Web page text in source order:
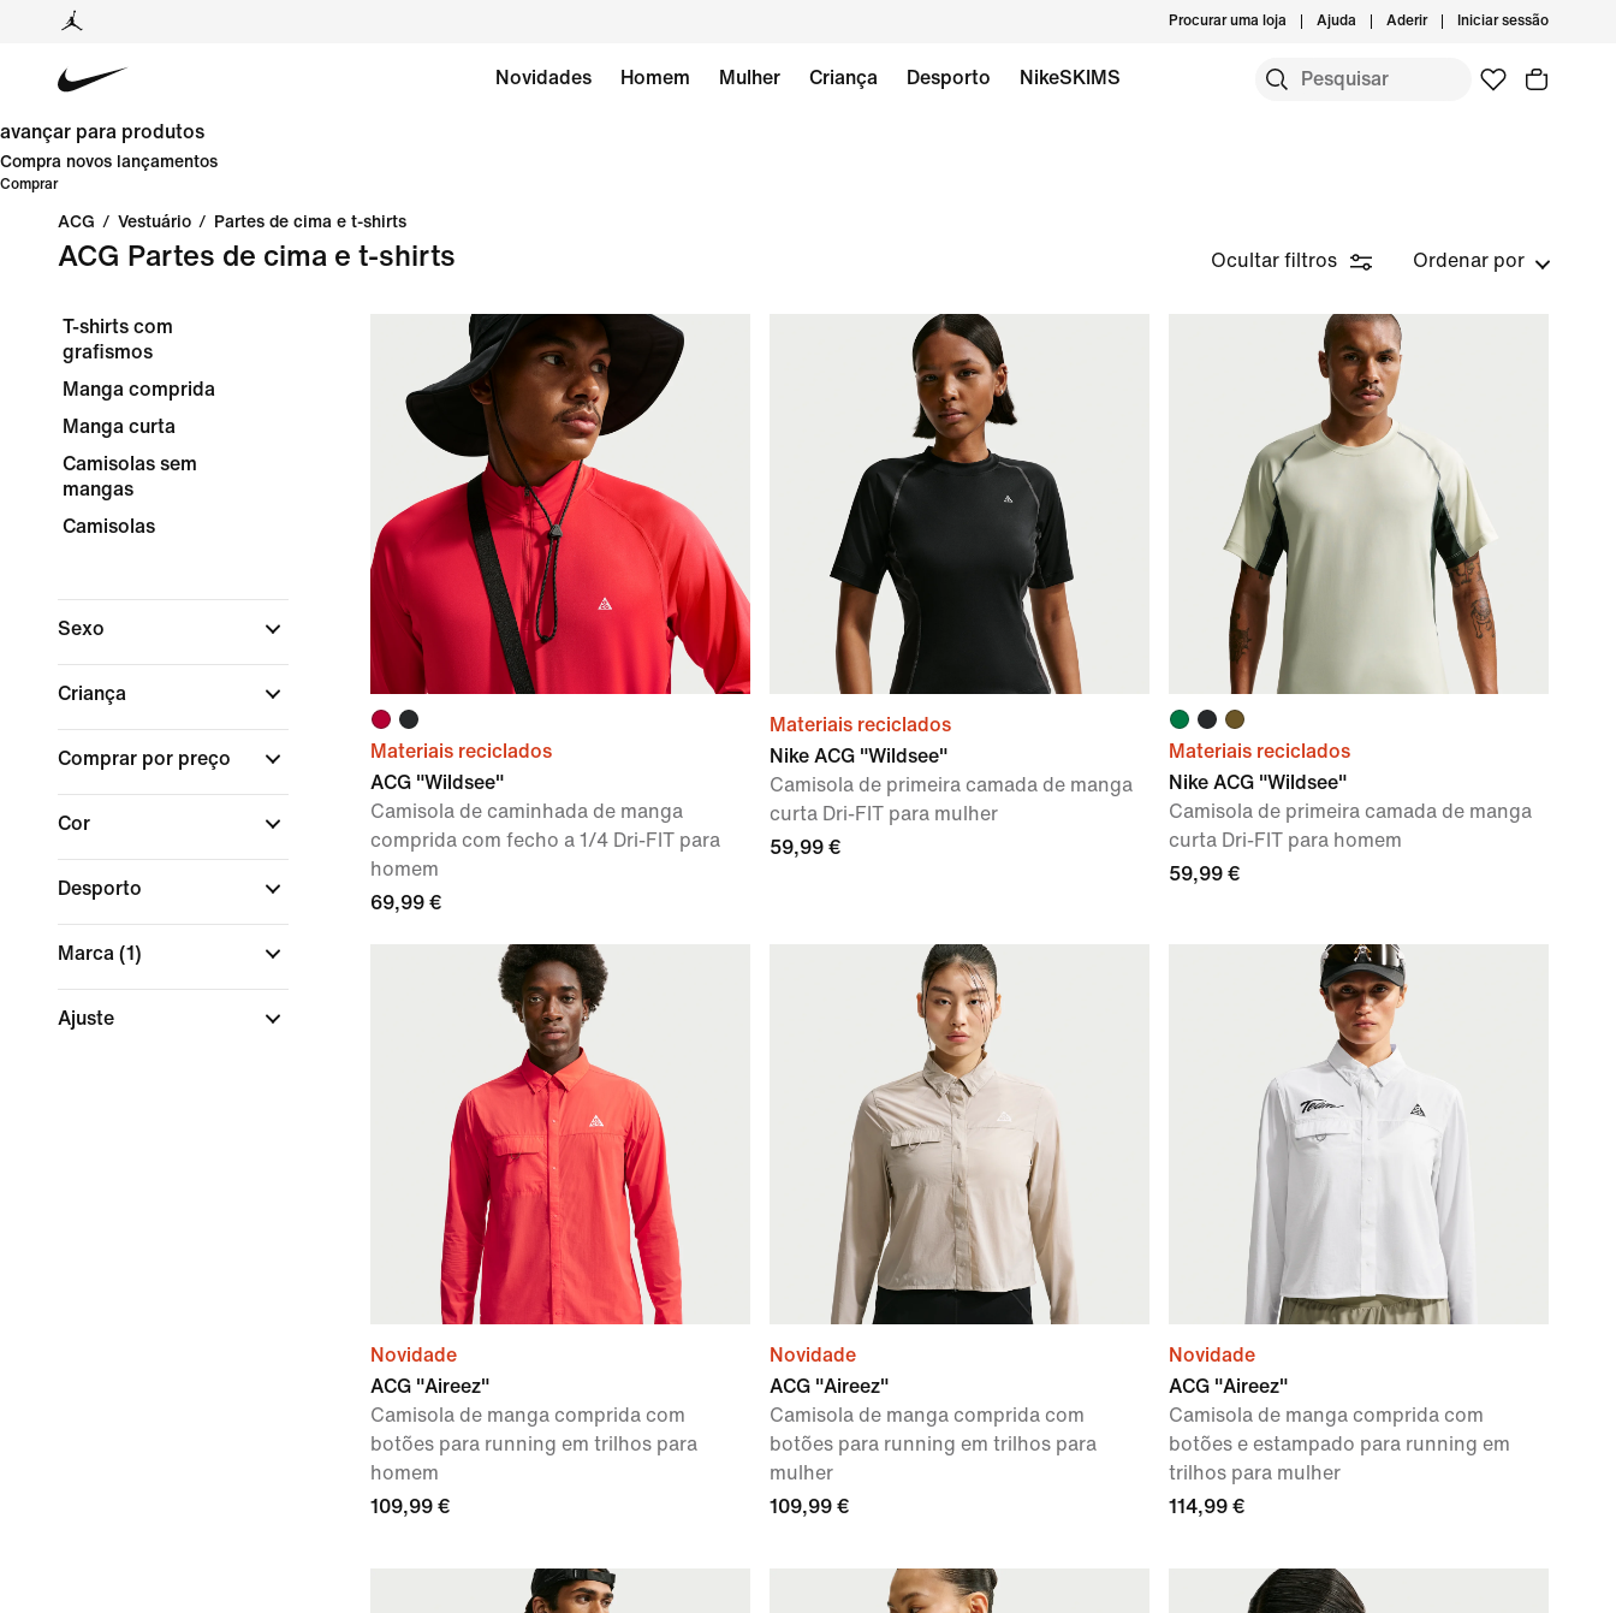
Procurar uma loja Ajuda Aderir Iniciar sessão
Novidades Homem Mulher Criança Desporto NikeSKIMS
avançar para produtos
Compra novos lançamentos
Comprar
ACG / Vestuário / Partes de cima e t-shirts
ACG Partes de cima e t-shirts Ocultar filtros Ordenar por
T-shirts com
grafismos
Manga comprida
Manga curta
Camisolas sem
mangas
Camisolas
Sexo
Criança
Comprar por preço
Cor
Desporto
Marca (1)
Ajuste
Materiais reciclados
ACG "Wildsee"
Camisola de caminhada de manga
comprida com fecho a 1/4 Dri-FIT para
homem
69,99 €
Materiais reciclados
Nike ACG "Wildsee"
Camisola de primeira camada de manga
curta Dri-FIT para mulher
59,99 €
Materiais reciclados
Nike ACG "Wildsee"
Camisola de primeira camada de manga
curta Dri-FIT para homem
59,99 €
Novidade
ACG "Aireez"
Camisola de manga comprida com
botões para running em trilhos para
homem
109,99 €
Novidade
ACG "Aireez"
Camisola de manga comprida com
botões para running em trilhos para
mulher
109,99 €
Novidade
ACG "Aireez"
Camisola de manga comprida com
botões e estampado para running em
trilhos para mulher
114,99 €